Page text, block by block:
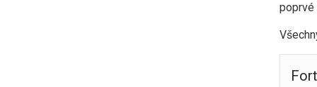
poprvé